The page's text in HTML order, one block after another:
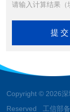
请输入计算结果（
Copyright © 2026
Reserved 工信部备